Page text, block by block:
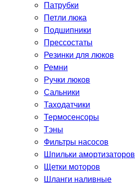
Патрубки
Петли люка
Подшипники
Прессостаты
Резинки для люков
Ремни
Ручки люков
Сальники
Таходатчики
Термосенсоры
Тэны
Фильтры насосов
Шпильки амортизаторов
Щетки моторов
Шланги наливные